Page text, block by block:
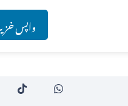
واپس